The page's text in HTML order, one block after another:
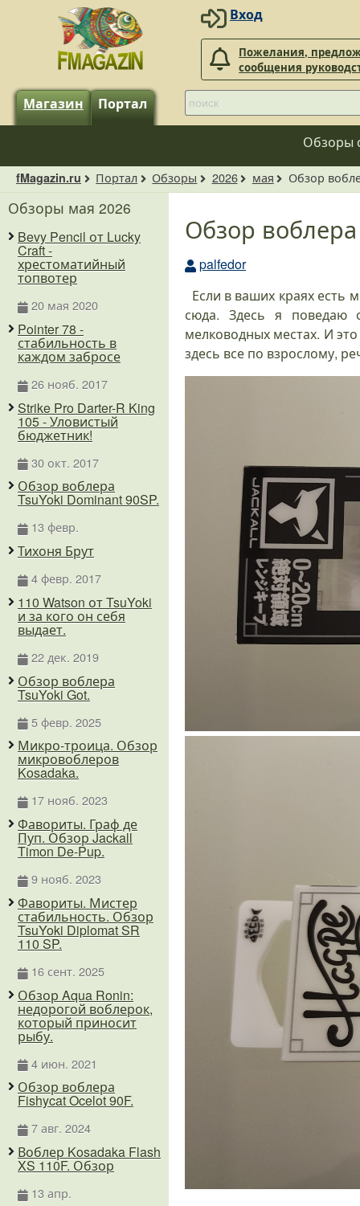
Вход
Пожелания,
сообщения
Магазин Портал
Обзоры
fMagazin.ru Портал Обзоры 2026 мая Обзор
Обзор
palfedor
Если в ваших краях есть
сюда. Здесь я поведаю
мелководных местах. И
здесь все по взрослому,
Обзоры мая 2026
Bevy Pencil от Lucky
Craft -
хрестоматийный
топвотер
20 мая 2020
Pointer 78 -
стабильность в
каждом забросе
26 нояб. 2017
Strike Pro Darter-R King
105 - Уловистый
бюджетник!
30 окт. 2017
Обзор воблера
TsuYoki Dominant 90SP.
13 февр.
Тихоня Брут
4 февр. 2017
110 Watson от TsuYoki
и за кого он себя
выдает.
22 дек. 2019
Обзор воблера
TsuYoki Got.
5 февр. 2025
Микро-троица. Обзор
микровоблеров
Kosadaka.
17 нояб. 2023
Фавориты. Граф де
Пуп. Обзор Jackall
Timon De-Pup.
9 нояб. 2023
Фавориты. Мистер
стабильность. Обзор
TsuYoki Diplomat SR
110 SP.
16 сент. 2025
Обзор Aqua Ronin:
недорогой воблерок,
который приносит
рыбу.
4 июн. 2021
Обзор воблера
Fishycat Ocelot 90F.
7 авг. 2024
Воблер Kosadaka Flash
XS 110F. Обзор
13 апр.